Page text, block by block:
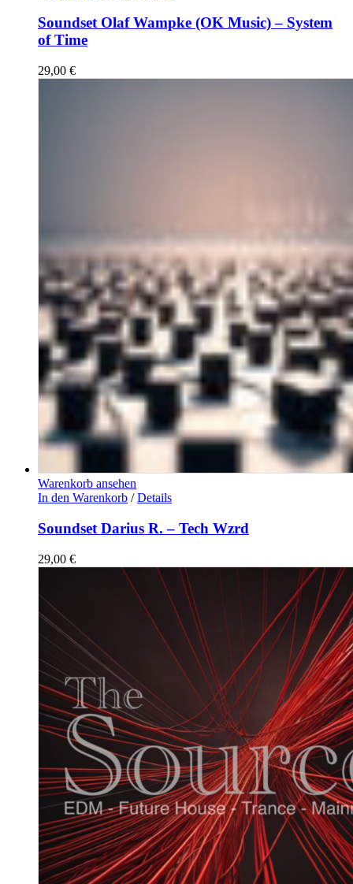
Soundset Olaf Wampke (OK Music) – System
of Time
29,00 €
Warenkorb ansehen
In den Warenkorb / Details
Soundset Darius R. – Tech Wzrd
29,00 €